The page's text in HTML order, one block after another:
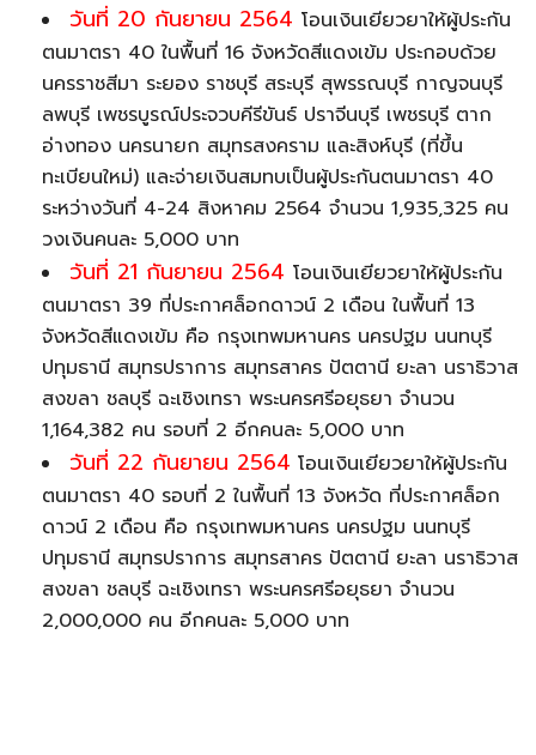
วันที่ 20 กันยายน 2564 โอนเงินเยียวยาให้ผู้ประกัน
ตนมาตรา 40 ในพื้นที่ 16 จังหวัดสีแดงเข้ม ประกอบด้วย
นครราชสีมา ระยอง ราชบุรี สระบุรี สุพรรณบุรี กาญจนบุรี
ลพบุรี เพชรบูรณ์ประจวบคีรีขันธ์ ปราจีนบุรี เพชรบุรี ตาก
อ่างทอง นครนายก สมุทรสงคราม และสิงห์บุรี (ที่ขึ้น
ทะเบียนใหม่) และจ่ายเงินสมทบเป็นผู้ประกันตนมาตรา 40
ระหว่างวันที่ 4-24 สิงหาคม 2564 จำนวน 1,935,325 คน
วงเงินคนละ 5,000 บาท
วันที่ 21 กันยายน 2564 โอนเงินเยียวยาให้ผู้ประกัน
ตนมาตรา 39 ที่ประกาศล็อกดาวน์ 2 เดือน ในพื้นที่ 13
จังหวัดสีแดงเข้ม คือ กรุงเทพมหานคร นครปฐม นนทบุรี
ปทุมธานี สมุทรปราการ สมุทรสาคร ปัตตานี ยะลา นราธิวาส
สงขลา ชลบุรี ฉะเชิงเทรา พระนครศรีอยุธยา จำนวน
1,164,382 คน รอบที่ 2 อีกคนละ 5,000 บาท
วันที่ 22 กันยายน 2564 โอนเงินเยียวยาให้ผู้ประกัน
ตนมาตรา 40 รอบที่ 2 ในพื้นที่ 13 จังหวัด ที่ประกาศล็อก
ดาวน์ 2 เดือน คือ กรุงเทพมหานคร นครปฐม นนทบุรี
ปทุมธานี สมุทรปราการ สมุทรสาคร ปัตตานี ยะลา นราธิวาส
สงขลา ชลบุรี ฉะเชิงเทรา พระนครศรีอยุธยา จำนวน
2,000,000 คน อีกคนละ 5,000 บาท